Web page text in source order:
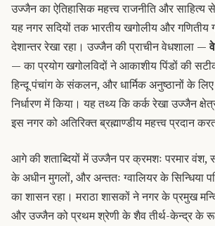
उज्जैन का ऐतिहासिक महत्त्व राजनीति और
यह नगर सदियों तक भारतीय खगोलीय और गणितीय
देशान्तर रेखा रहा। उज्जैन की प्राचीन वेधशाला —
— का प्रयोग खगोलविदों ने आकाशीय पिंडों की
हिन्दू पंचांग के संकलन, और धार्मिक अनुष्ठानों के
निर्धारण में किया। यह तथ्य कि कर्क रेखा उज्जैन
इस नगर को अतिरिक्त ब्रह्माण्डीय महत्त्व प्रदान
आगे की शताब्दियों में उज्जैन पर क्रमशः परमार
के अधीन मुगलों, और अन्ततः ग्वालियर के सिन्धिया
का शासन रहा। मराठा शासकों ने नगर के प्रमुख
और उज्जैन को प्रथम श्रेणी के शैव तीर्थ-केन्द्र के